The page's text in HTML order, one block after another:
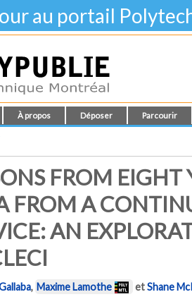
au portail
À propos Déposer Parcourir
FROM
FROM A
AN
, Maxime Lamothe etShane